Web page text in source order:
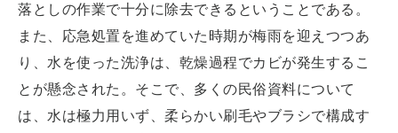
落としの作業で十分に除去できるということである。
また、応急処置を進めていた時期が梅雨を迎えつつあ
り、水を使った洗浄は、乾燥過程でカビが発生するこ
とが懸念された。そこで、多くの民俗資料について
は、水は極力用いず、柔らかい刷毛やブラシで構成す